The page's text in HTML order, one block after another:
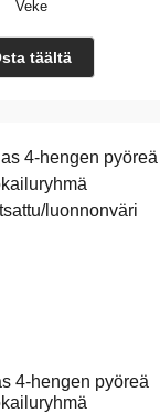
Veke
täältä
4-hengen pyöreä